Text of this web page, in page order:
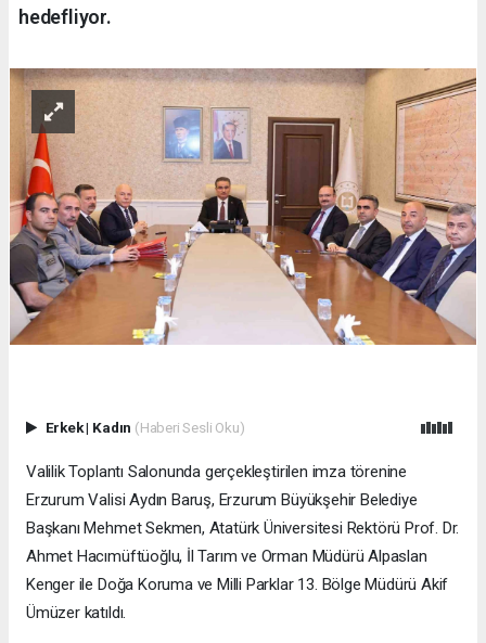
hedefliyor.
Erkek| Kadın (Haberi Sesli Oku)
Valilik Toplantı Salonunda gerçekleştirilen imza törenine
Erzurum Valisi Aydın Baruş, Erzurum Büyükşehir Belediye
Başkanı Mehmet Sekmen, Atatürk Üniversitesi Rektörü Prof. Dr.
Ahmet Hacımüftüoğlu, İl Tarım ve Orman Müdürü Alpaslan
Kenger ile Doğa Koruma ve Milli Parklar 13. Bölge Müdürü Akif
Ümüzer katıldı.